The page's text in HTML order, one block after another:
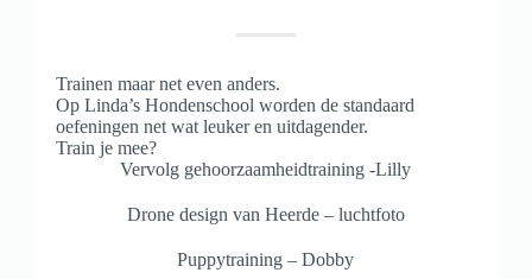
Trainen maar net even anders.
Op Linda’s Hondenschool worden de standaard
oefeningen net wat leuker en uitdagender.
Train je mee?
Vervolg gehoorzaamheidtraining -Lilly
Drone design van Heerde – luchtfoto
Puppytraining – Dobby